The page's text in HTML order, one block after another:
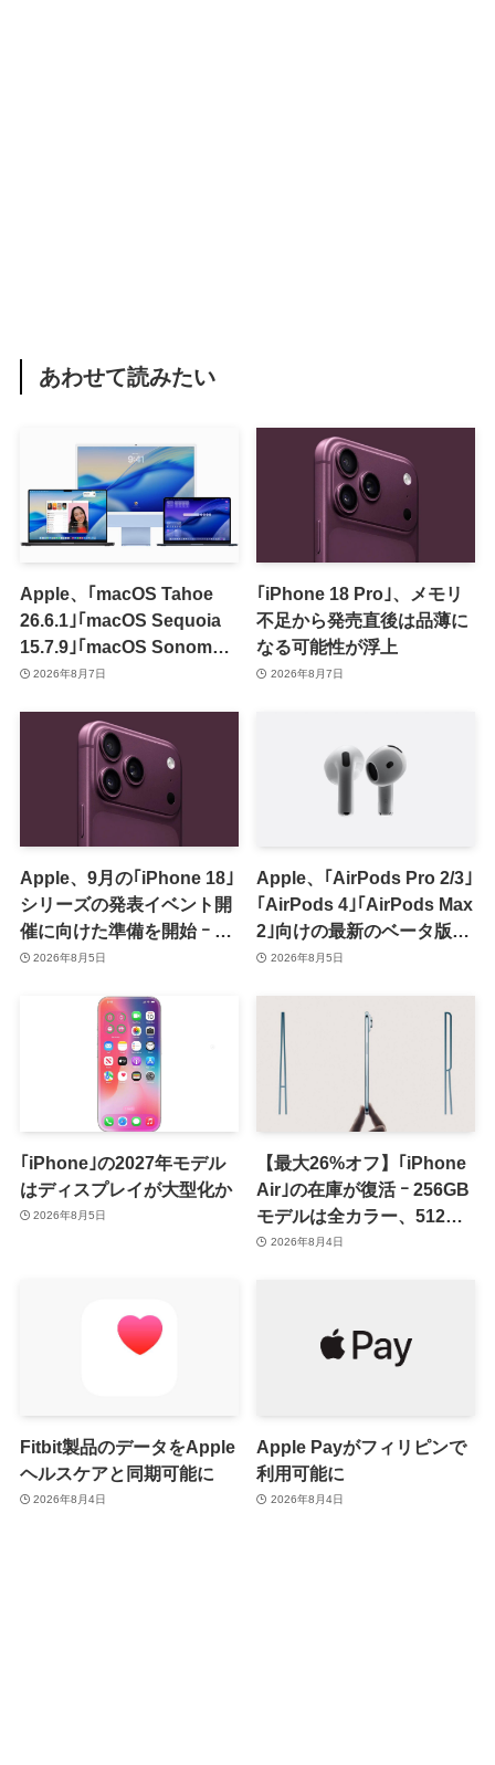
あわせて読みたい
Apple、｢macOS Tahoe
26.6.1｣｢macOS Sequoia
15.7.9｣｢macOS Sonoma
14.8.9｣をリリース ｰ 画面共
2026年8月7日
｢iPhone 18 Pro｣、メモリ
不足から発売直後は品薄に
なる可能性が浮上
2026年8月7日
Apple、9月の｢iPhone 18｣
シリーズの発表イベント開
催に向けた準備を開始 ｰ 9
月8日か9月9日に開催見込
2026年8月5日
Apple、｢AirPods Pro 2/3｣
｢AirPods 4｣｢AirPods Max
2｣向けの最新のベータ版フ
ァームウェア｢9A5336b｣を
2026年8月5日
｢iPhone｣の2027年モデル
はディスプレイが大型化か
2026年8月5日
【最大26%オフ】｢iPhone
Air｣の在庫が復活 ｰ 256GB
モデルは全カラー、512GB
モデルはホワイト以外が在
2026年8月4日
Fitbit製品のデータをApple
ヘルスケアと同期可能に
2026年8月4日
Apple Payがフィリピンで
利用可能に
2026年8月4日